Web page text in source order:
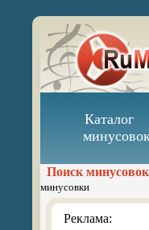
Каталог
Поиск минусовок
минусовки
Реклама: